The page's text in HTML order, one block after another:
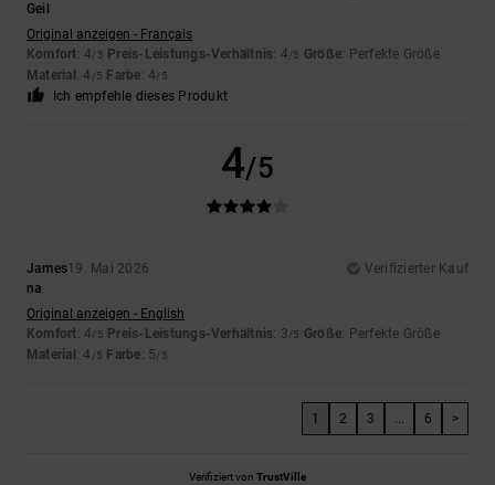
Geil
Original anzeigen - Français
Komfort: 4/5 Preis-Leistungs-Verhältnis: 4/5 Größe: Perfekte Größe
Material : 4 /5 Farbe: 4/5
Ich empfehle dieses Produkt
4/5
James19. Mai 2026
Verifizierter Kauf
na
Original anzeigen - English
Komfort: 4/5 Preis-Leistungs-Verhältnis: 3/5 Größe: Perfekte Größe
Material : 4 /5 Farbe: 5/5
1 2 3 ... 6 >
Verifiziert von TrustVille